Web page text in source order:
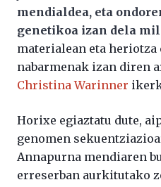
mendialdea, eta
genetikoa izan dela
materialean eta
nabarmenak izan diren
Christina Warinner
Horixe egiaztatu dute,
genomen
Annapurna mendiaren
erreserban aurkitutako